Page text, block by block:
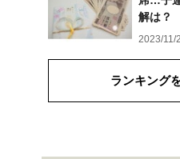
解は？
2023/11/
ランキング